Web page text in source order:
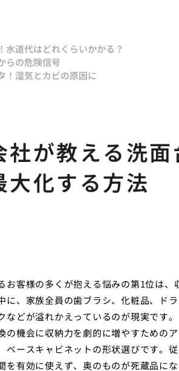
水道代はどれくらいかかる？
らの危険信号
！湿気とカビの原因に
社が教える洗面
化する方法
お客様の多くが抱える悩みの第1位は、
に、家族全員の歯ブラシ、化粧品、ド
などが溢れかえっているのが現実です
の機会に収納力を劇的に増やすための
ベースキャビネットの形状選びです。
を有効に使えず、奥のものが死蔵品に